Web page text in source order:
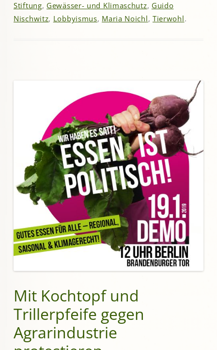
Stiftung, Gewässer- und Klimaschutz, Guido
Nischwitz, Lobbyismus, Maria Noichl, Tierwohl.
Mit Kochtopf und
Trillerpfeife gegen
Agrarindustrie